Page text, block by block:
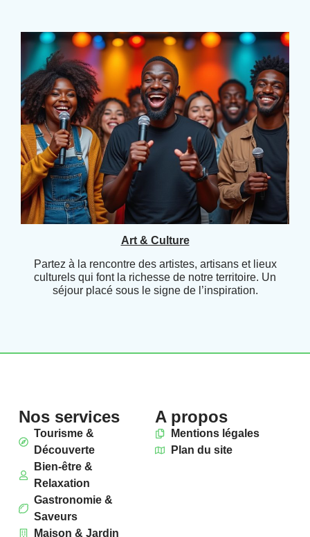
Art & Culture
Partez à la rencontre des artistes, artisans et lieux
culturels qui font la richesse de notre territoire. Un
séjour placé sous le signe de l’inspiration.
Nos services
Tourisme &
Découverte
Bien-être &
Relaxation
Gastronomie &
Saveurs
Maison & Jardin
A propos
Mentions légales
Plan du site